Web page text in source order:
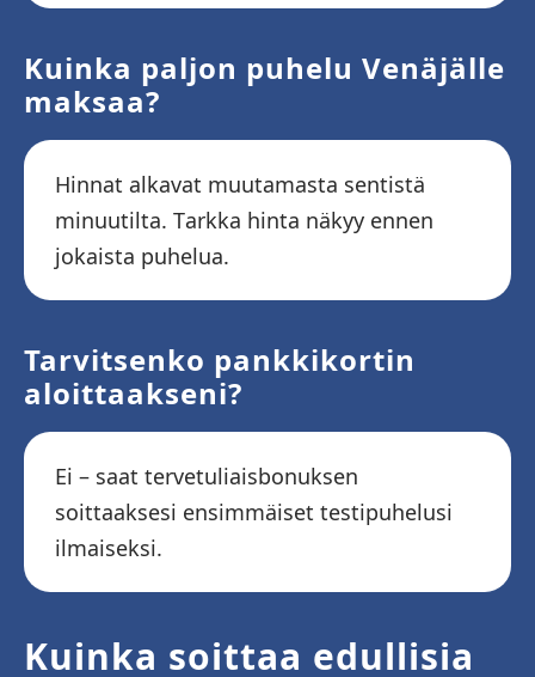
Kuinka paljon puhelu Venäjälle
maksaa?
Hinnat alkavat muutamasta sentistä
minuutilta. Tarkka hinta näkyy ennen
jokaista puhelua.
Tarvitsenko pankkikortin
aloittaakseni?
Ei – saat tervetuliaisbonuksen
soittaaksesi ensimmäiset testipuhelusi
ilmaiseksi.
Kuinka soittaa edullisia